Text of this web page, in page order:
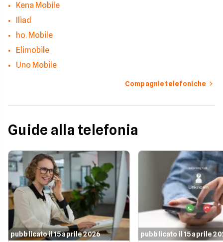
Kena Mobile
Iliad
ho. Mobile
Elimobile
Uno Mobile
Compagnie telefoniche
Guide alla telefonia
pubblicato il 15 aprile 2026 pubblicato il 15 aprile